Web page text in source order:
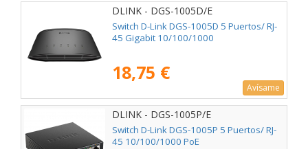
DLINK - DGS-1005D/E
Switch D-Link DGS-1005D 5 Puertos/ RJ-
45 Gigabit 10/100/1000
18,75 €
Avísame
DLINK - DGS-1005P/E
Switch D-Link DGS-1005P 5 Puertos/ RJ-
45 10/100/1000 PoE